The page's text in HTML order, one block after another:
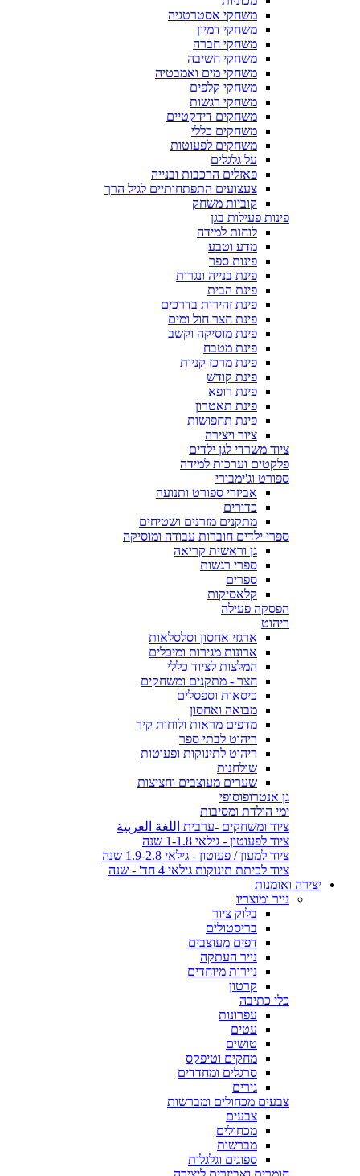
משחקי אסטרטגיה
משחקי דמיון
משחקי חברה
משחקי חשיבה
משחקי מים ואמבטיה
משחקי קלפים
משחקי רגשות
משחקים דידקטיים
משחקים כללי
משחקים לפעוטות
על גלגלים
פאזלים הרכבות ובנייה
צעצועים התפתחותיים לגיל הרך
קוביות משחק
פינות פעילות בגן
לוחות למידה
מדע וטבע
פינות ספר
פינת בנייה ונגרות
פינת הבית
פינת זהירות בדרכים
פינת חצר חול ומים
פינת מוסיקה וקשב
פינת מטבח
פינת מרכז קניות
פינת קודש
פינת רופא
פינת תאטרון
פינת תחפושות
ציור ויצירה
ציוד משרדי לגן ילדים
פלקטים וערכות למידה
ספורט וג'ימבורי
אביזרי ספורט ותנועה
כדורים
מתקנים מזרנים ושטיחים
ספרי ילדים חוברות עבודה ומוסיקה
גן וראשית קריאה
ספרי רגשות
ספרים
קלאסיקות
הפסקה פעילה
ריהוט
ארגזי אחסון וסלסלאות
ארונות מגירות ומיכלים
המלצות לציוד כללי
חצר - מתקנים ומשחקים
כיסאות וספסלים
מבואה ואחסון
מדפים מראות ולוחות קיר
ריהוט לבתי ספר
ריהוט לתינוקות ופעוטות
שולחנות
שערים מעוצבים וחציצות
גן אנטרופוסופי
ימי הולדת ומסיבות
ציוד ומשחקים -ערבית اللغة العربية
ציוד לפעוטון - גילאי 1-1.8 שנה
ציוד למעון / פעוטון - גילאי 1.9-2.8 שנה
ציוד לכיתת תינוקות גילאי 4 חד' - שנה
יצירה ואומנות
נייר ומוצריו
בלוק ציור
בריסטולים
דפים מעוצבים
נייר העתקה
ניירות מיוחדים
קרטון
כלי כתיבה
עפרונות
עטים
טושים
מחקים וטיפקס
סרגלים ומחדדים
גירים
צבעים מכחולים ומברשות
צבעים
מכחולים
מברשות
ספוגים וגלגלות